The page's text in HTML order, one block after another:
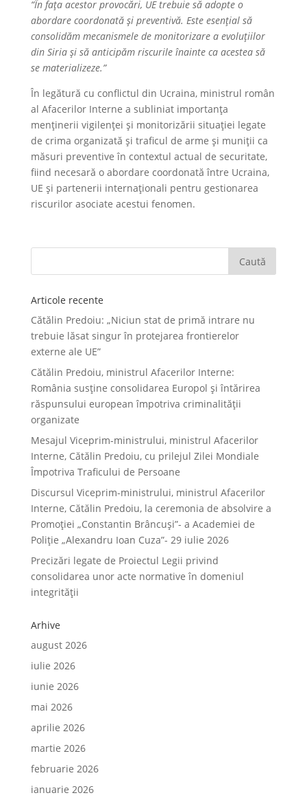
“În fața acestor provocări, UE trebuie să adopte o
abordare coordonată și preventivă. Este esențial să
consolidăm mecanismele de monitorizare a evoluțiilor
din Siria și să anticipăm riscurile înainte ca acestea să
se materializeze.”
În legătură cu conflictul din Ucraina, ministrul român
al Afacerilor Interne a subliniat importanța
menținerii vigilenței și monitorizării situației legate
de crima organizată și traficul de arme și muniții ca
măsuri preventive în contextul actual de securitate,
fiind necesară o abordare coordonată între Ucraina,
UE și partenerii internaționali pentru gestionarea
riscurilor asociate acestui fenomen.
Articole recente
Cătălin Predoiu: „Niciun stat de primă intrare nu
trebuie lăsat singur în protejarea frontierelor
externe ale UE”
Cătălin Predoiu, ministrul Afacerilor Interne:
România susține consolidarea Europol și întărirea
răspunsului european împotriva criminalității
organizate
Mesajul Viceprim-ministrului, ministrul Afacerilor
Interne, Cătălin Predoiu, cu prilejul Zilei Mondiale
Împotriva Traficului de Persoane
Discursul Viceprim-ministrului, ministrul Afacerilor
Interne, Cătălin Predoiu, la ceremonia de absolvire a
Promoției „Constantin Brâncuși”- a Academiei de
Poliție „Alexandru Ioan Cuza”- 29 iulie 2026
Precizări legate de Proiectul Legii privind
consolidarea unor acte normative în domeniul
integrității
Arhive
august 2026
iulie 2026
iunie 2026
mai 2026
aprilie 2026
martie 2026
februarie 2026
ianuarie 2026